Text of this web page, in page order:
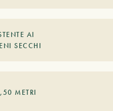
AI
SECCHI
METRI